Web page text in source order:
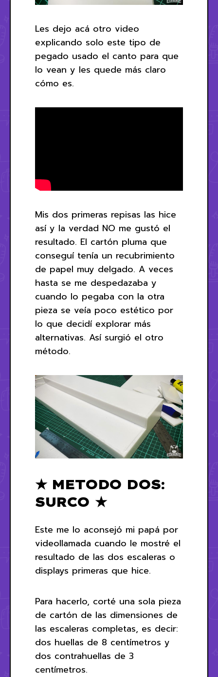
Les dejo acá otro video
explicando solo este tipo de
pegado usado el canto para que
lo vean y les quede más claro
cómo es.
Mis dos primeras repisas las hice
así y la verdad NO me gustó el
resultado. El cartón pluma que
conseguí tenía un recubrimiento
de papel muy delgado. A veces
hasta se me despedazaba y
cuando lo pegaba con la otra
pieza se veía poco estético por
lo que decidí explorar más
alternativas. Así surgió el otro
método.
★ METODO DOS:
SURCO ★
Este me lo aconsejó mi papá por
videollamada cuando le mostré el
resultado de las dos escaleras o
displays primeras que hice.
Para hacerlo, corté una sola pieza
de cartón de las dimensiones de
las escaleras completas, es decir:
dos huellas de 8 centímetros y
dos contrahuellas de 3
centímetros.